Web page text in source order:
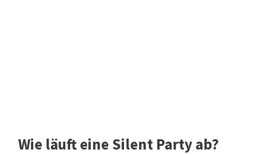
Wie läuft eine Silent Party ab?